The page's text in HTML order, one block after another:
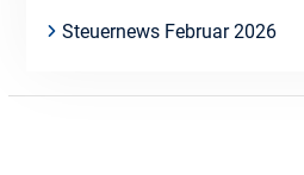
Steuernews Februar 2026